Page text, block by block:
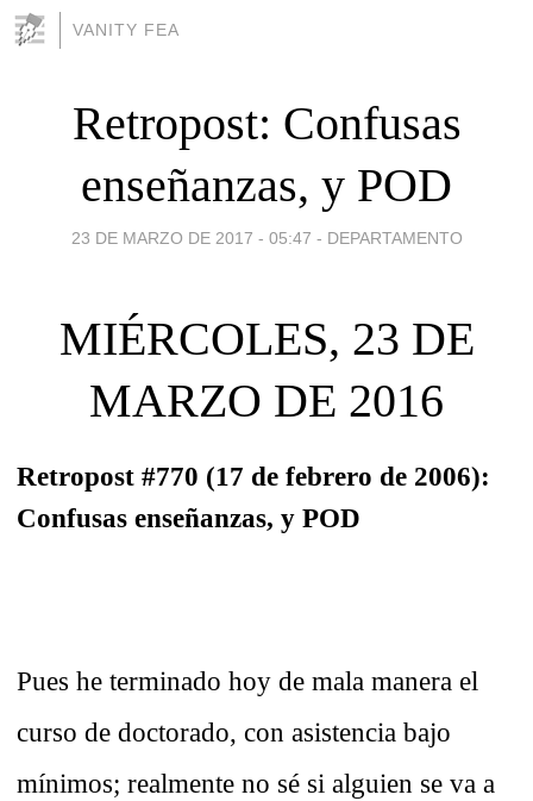
VANITY FEA
Retropost: Confusas
enseñanzas, y POD
23 DE MARZO DE 2017 - 05:47 - DEPARTAMENTO
MIÉRCOLES, 23 DE
MARZO DE 2016
Retropost #770 (17 de febrero de 2006):
Confusas enseñanzas, y POD
Pues he terminado hoy de mala manera el
curso de doctorado, con asistencia bajo
mínimos; realmente no sé si alguien se va a